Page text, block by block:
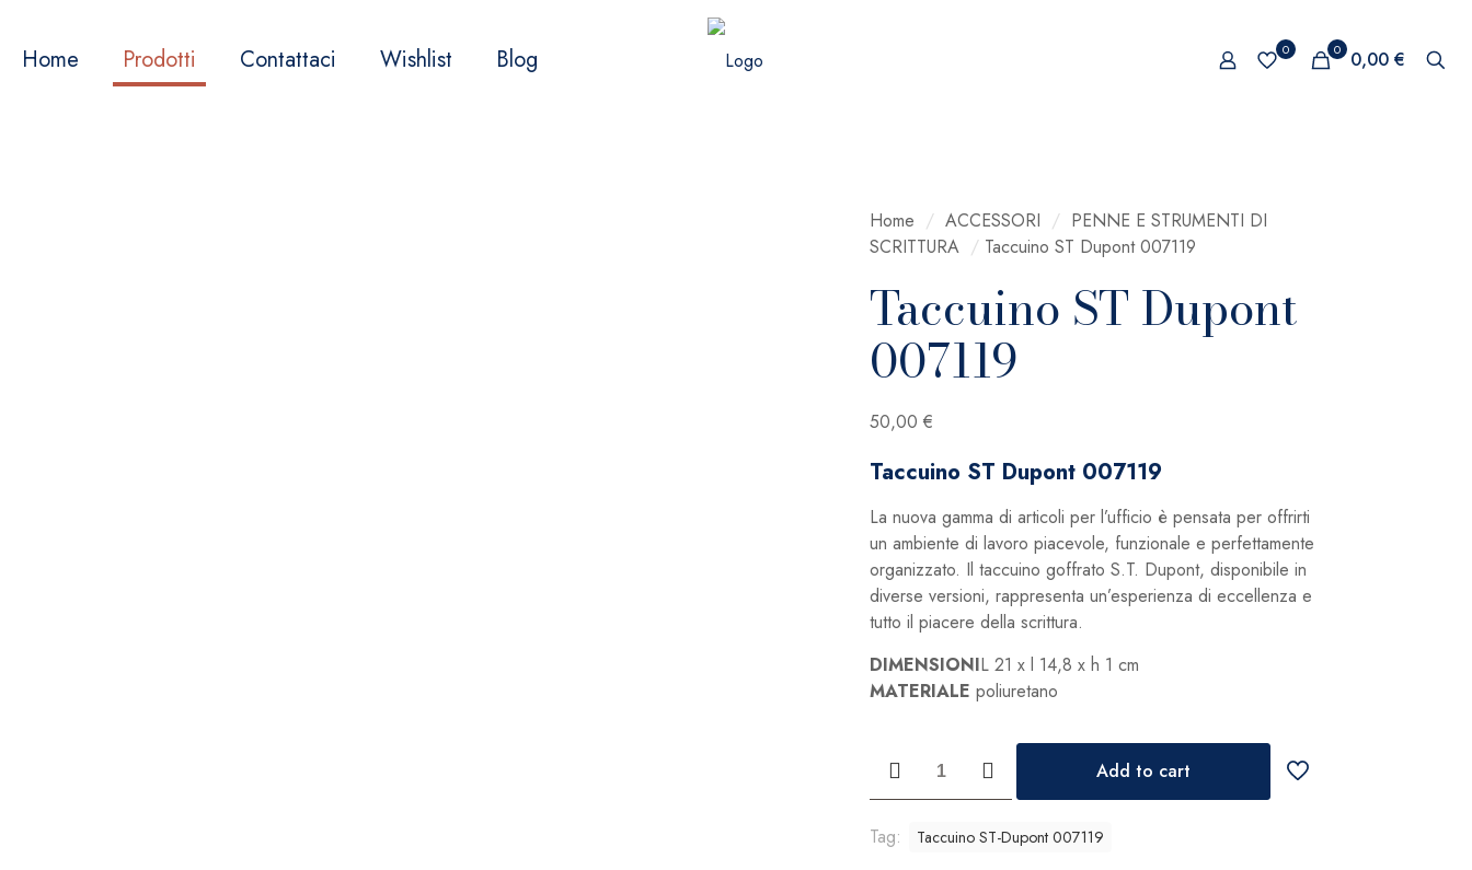
Home Prodotti Contattaci Wishlist Blog 0 0 0,00 €
Home / ACCESSORI / PENNE E STRUMENTI DI
SCRITTURA / Taccuino ST Dupont 007119
Taccuino ST Dupont
007119
50,00 €
Taccuino ST Dupont 007119
La nuova gamma di articoli per l’ufficio è pensata per offrirti
un ambiente di lavoro piacevole, funzionale e perfettamente
organizzato. Il taccuino goffrato S.T. Dupont, disponibile in
diverse versioni, rappresenta un’esperienza di eccellenza e
tutto il piacere della scrittura.
DIMENSIONIL 21 x l 14,8 x h 1 cm
MATERIALE poliuretano
Dupont
007119
Add to cart
Tag: Taccuino ST-Dupont 007119